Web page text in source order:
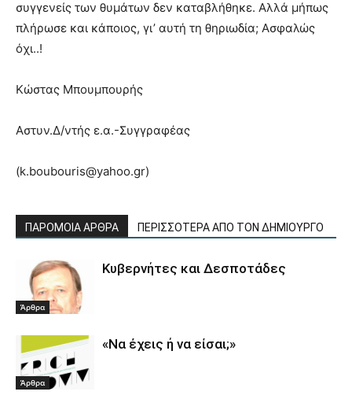
συγγενείς των θυμάτων δεν καταβλήθηκε. Αλλά μήπως
πλήρωσε και κάποιος, γι’ αυτή τη θηριωδία; Ασφαλώς
όχι..!
Κώστας Μπουμπουρής
Αστυν.Δ/ντής ε.α.-Συγγραφέας
(k.boubouris@yahoo.gr)
ΠΑΡΟΜΟΙΑ ΑΡΘΡΑ ΠΕΡΙΣΣΟΤΕΡΑ ΑΠΟ ΤΟΝ ΔΗΜΙΟΥΡΓΟ
Άρθρα
Κυβερνήτες και Δεσποτάδες
Άρθρα
«Να έχεις ή να είσαι;»